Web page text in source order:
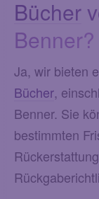
Bücher
Benner?
Ja, wir bieten
Bücher,
Benner. Sie
bestimmten